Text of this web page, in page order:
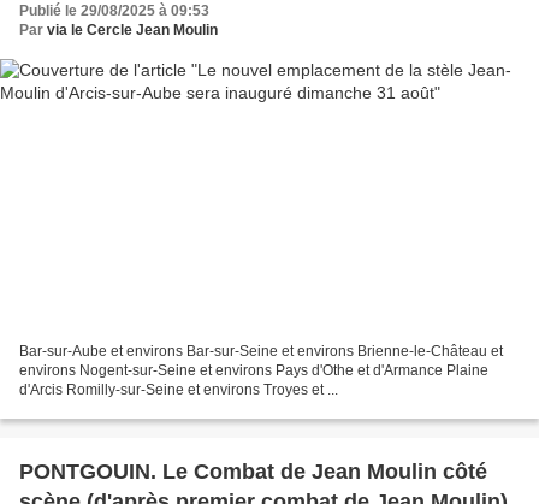
Publié le 29/08/2025 à 09:53
Par via le Cercle Jean Moulin
Bar-sur-Aube et environs Bar-sur-Seine et environs Brienne-le-Château et
environs Nogent-sur-Seine et environs Pays d'Othe et d'Armance Plaine
d'Arcis Romilly-sur-Seine et environs Troyes et ...
PONTGOUIN. Le Combat de Jean Moulin côté